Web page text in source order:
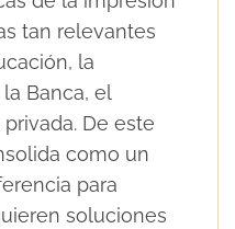
tan relevantes
la
Banca, el
De este
como un
para
soluciones